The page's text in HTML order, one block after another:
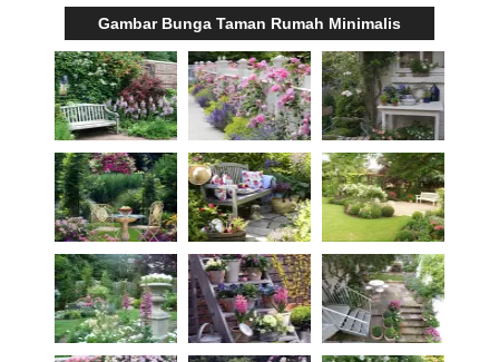
Gambar Bunga Taman Rumah Minimalis